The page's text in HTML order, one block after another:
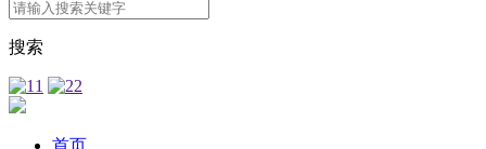
搜索
首页